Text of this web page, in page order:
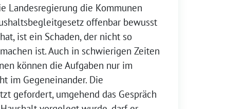
Landesregierung die Kommunen
offenbar bewusst
ist ein Schaden, der nicht so
ist. Auch in schwierigen Zeiten
können die Aufgaben nur im
im Gegeneinander. Die
gefordert, umgehend das Gespräch